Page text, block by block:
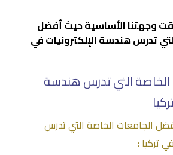
وجهتنا الأساسية حيث أفضل
تدرس هندسة الإلكترونيات في
التي تدرس هندسة
الجامعات الخاصة التي تدرس
تركيا :